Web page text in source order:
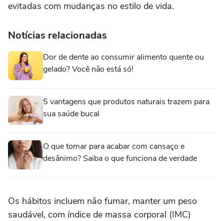
evitadas com mudanças no estilo de vida.
Notícias relacionadas
Dor de dente ao consumir alimento quente ou
gelado? Você não está só!
5 vantagens que produtos naturais trazem para
sua saúde bucal
O que tomar para acabar com cansaço e
desânimo? Saiba o que funciona de verdade
Os hábitos incluem não fumar, manter um peso
saudável, com índice de massa corporal (IMC)